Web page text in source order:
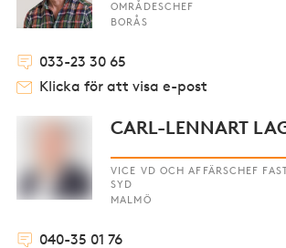
OMRÅDESCHEF
BORÅS
033-23 30 65
Klicka för att visa e-post
CARL-LENNART
VICE VD OCH AFFÄRSCHEF
SYD
MALMÖ
040-35 01 76